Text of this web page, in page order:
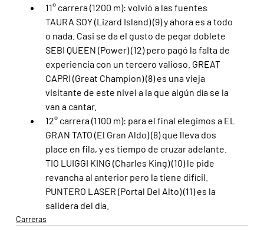
11° carrera (1200 m): volvió a las fuentes
TAURA SOY (Lizard Island) (9) y ahora es a todo
o nada. Casi se da el gusto de pegar doblete
SEBI QUEEN (Power) (12) pero pagó la falta de
experiencia con un tercero valioso. GREAT
CAPRI (Great Champion) (8) es una vieja
visitante de este nivel a la que algún día se la
van a cantar.
12° carrera (1100 m): para el final elegimos a EL
GRAN TATO (El Gran Aldo) (8) que lleva dos
place en fila, y es tiempo de cruzar adelante.
TIO LUIGGI KING (Charles King) (10) le pide
revancha al anterior pero la tiene difícil.
PUNTERO LASER (Portal Del Alto) (11) es la
salidera del día.
Carreras